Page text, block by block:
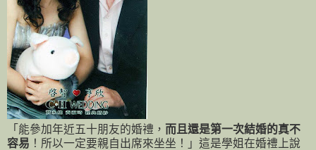
「能參加年近五十朋友的婚禮， 而且還是第一次結婚的真不
容易 ！所以一定要親自出席來坐坐！」這是學姐在婚禮上說